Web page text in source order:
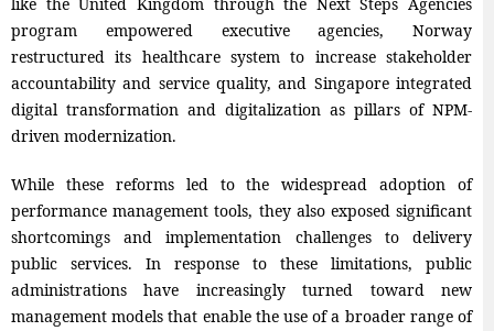
program empowered executive agencies, Norway
restructured its healthcare system to increase stakeholder
accountability and service quality, and Singapore integrated
digital transformation and digitalization as pillars of NPM-
driven modernization.
While these reforms led to the widespread adoption of
performance management tools, they also exposed significant
shortcomings and implementation challenges to delivery
public services. In response to these limitations, public
administrations have increasingly turned toward new
management models that enable the use of a broader range of